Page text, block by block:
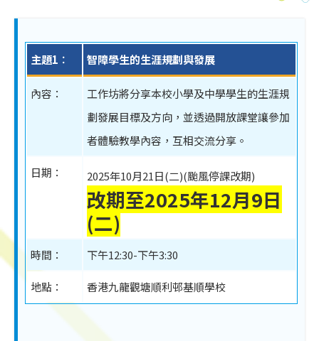
主題1︰ 智障學生的生涯規劃與發展
內容：
工作坊將分享本校小學及中學學生的生涯規
劃發展目標及方向，並透過開放課堂讓參加
者體驗教學內容，互相交流分享。
日期： 2025年10月21日(二)(颱風停課改期)
改期至2025年12月9日
(二)
時間： 下午12:30-下午3:30
地點： 香港九龍觀塘順利邨基順學校